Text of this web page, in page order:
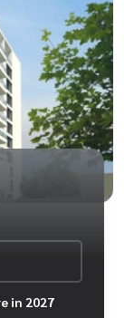
in 2027